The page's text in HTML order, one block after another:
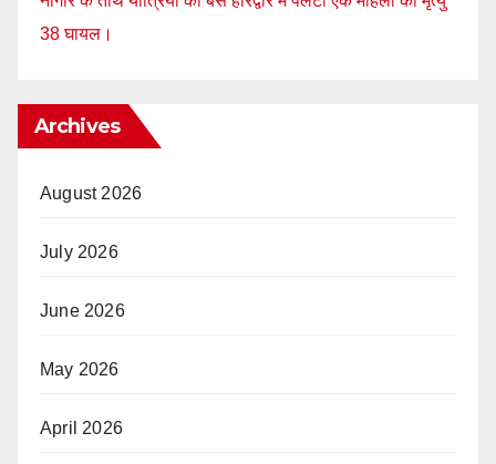
38 घायल।
Archives
August 2026
July 2026
June 2026
May 2026
April 2026